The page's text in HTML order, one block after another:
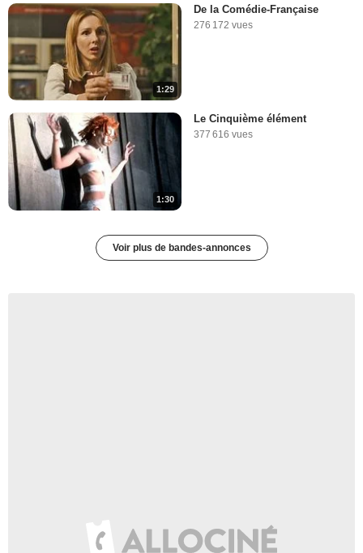
1:29
De la Comédie-Française
276 172 vues
1:30
Le Cinquième élément
377 616 vues
Voir plus de bandes-annonces